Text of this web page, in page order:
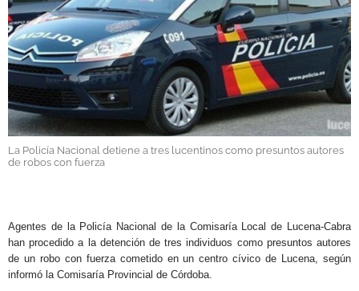
NECROLÓGICAS
GALERÍAS
La Policía Nacional detiene a tres lucentinos como presuntos autores
de robos con fuerza
Agentes de la Policía Nacional de la Comisaría Local de Lucena-Cabra
han procedido a la detención de tres individuos como presuntos autores
de un robo con fuerza cometido en un centro cívico de Lucena, según
informó la Comisaría Provincial de Córdoba.